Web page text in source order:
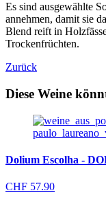
Es sind ausgewählte
annehmen, damit sie
Blend reift in
Trockenfrüchten.
Zurück
Diese Weine
Dolium Escolha -
CHF 57.90